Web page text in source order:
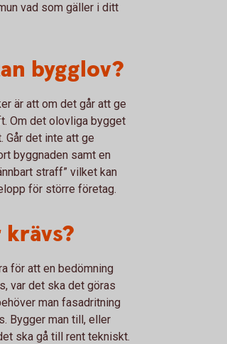
vad som gäller i ditt
bygglov?
är att om det går att ge
Om det olovliga bygget
Går det inte att ge
byggnaden samt en
straff” vilket kan
för större företag.
för att en bedömning
var det ska det göras
man fasadritning
Bygger man till, eller
ska gå till rent tekniskt.